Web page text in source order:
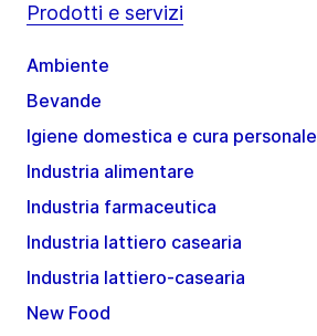
Prodotti e servizi
Ambiente
Bevande
Igiene domestica e cura personale
Industria alimentare
Industria farmaceutica
Industria lattiero casearia
Industria lattiero-casearia
New Food